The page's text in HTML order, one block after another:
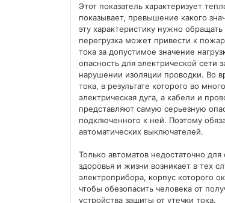
Этот показатель характеризует
показывает, превышение какого
эту характеристику нужно
перегрузка может привести к
тока за допустимое значение
опасность для электрической сети
нарушении изоляции проводки. Во
тока, в результате которого во
электрическая дуга, а кабели и
представляют самую серьезную
подключенного к ней. Поэтому
автоматических выключателей.
Только автоматов недостаточно
здоровья и жизни возникает в тех
электроприбора, корпус которого
чтобы обезопасить человека от
устройства защиты от утечки тока.